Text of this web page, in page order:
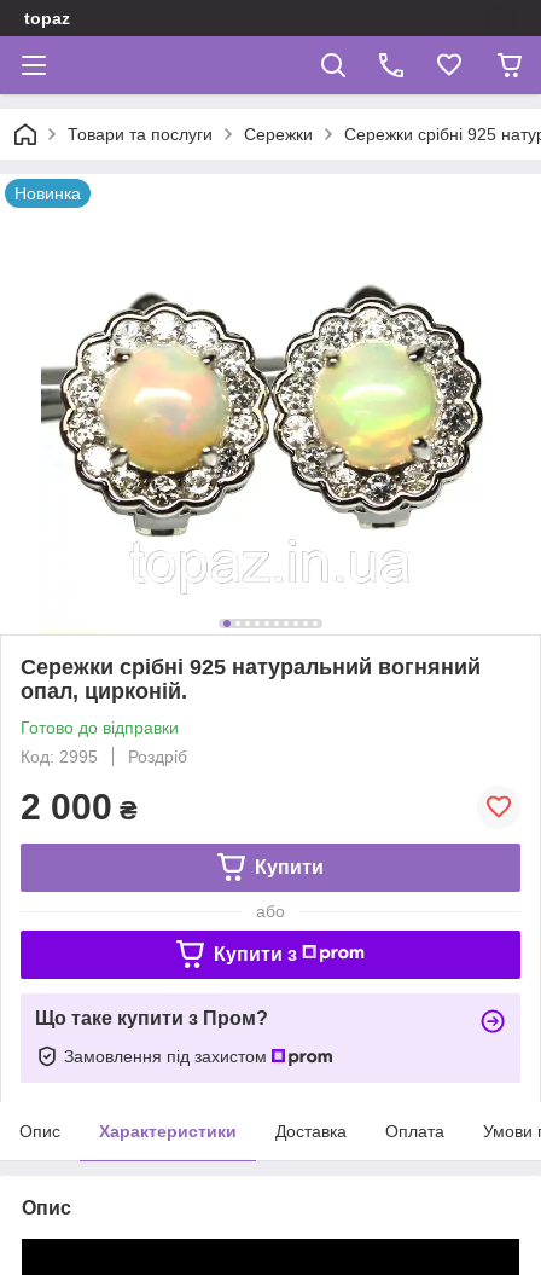
topaz
Товари та послуги Сережки Сережки срібні 925
Новинка
Сережки срібні 925 натуральний вогняний
опал, цирконій.
Готово до відправки
Код: 2995
Роздріб
2 000 ₴
Купити
або
Купити з
Що таке купити з Пром?
Замовлення під захистом
Опис Характеристики Доставка Оплата Умови
Опис